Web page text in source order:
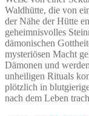
Waldhütte, die von
der Nähe der Hütte
geheimnisvolles
dämonischen
mysteriösen Macht
Dämonen und
unheiligen Rituals
plötzlich in
nach dem Leben